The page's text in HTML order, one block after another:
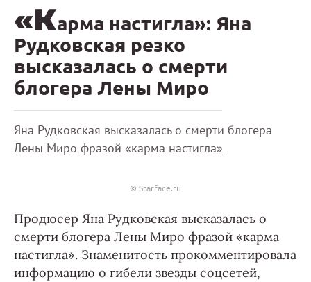
«Карма настигла»: Яна
Рудковская резко
высказалась о смерти
блогера Лены Миро
Яна Рудковская высказалась о смерти блогера
Лены Миро фразой «карма настигла».
© Starface.ru
Продюсер Яна Рудковская высказалась о
смерти блогера Лены Миро фразой «карма
настигла». Знаменитость прокомментировала
информацию о гибели звезды соцсетей,